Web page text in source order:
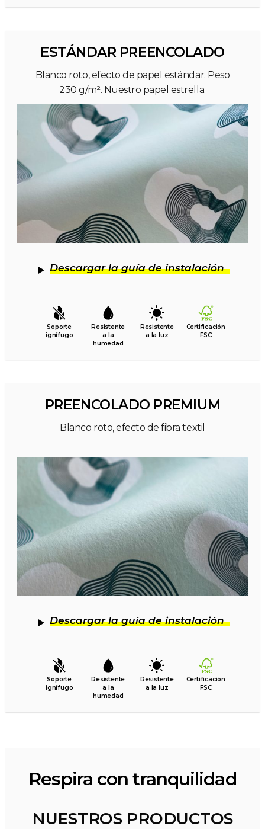
ESTÁNDAR PREENCOLADO
Blanco roto, efecto de papel estándar. Peso
230 g/m². Nuestro papel estrella.
Descargar la guía de instalación
Soporte
ignífugo
Resistente
a la
humedad
Resistente
a la luz
Certificación
FSC
PREENCOLADO PREMIUM
Blanco roto, efecto de fibra textil
Descargar la guía de instalación
Soporte
ignífugo
Resistente
a la
humedad
Resistente
a la luz
Certificación
FSC
Respira con tranquilidad
NUESTROS PRODUCTOS